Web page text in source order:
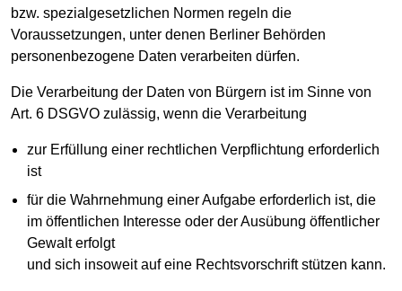
bzw. spezialgesetzlichen Normen regeln die
Voraussetzungen, unter denen Berliner Behörden
personenbezogene Daten verarbeiten dürfen.
Die Verarbeitung der Daten von Bürgern ist im Sinne von
Art. 6 DSGVO zulässig, wenn die Verarbeitung
zur Erfüllung einer rechtlichen Verpflichtung erforderlich
ist
für die Wahrnehmung einer Aufgabe erforderlich ist, die
im öffentlichen Interesse oder der Ausübung öffentlicher
Gewalt erfolgt
und sich insoweit auf eine Rechtsvorschrift stützen kann.